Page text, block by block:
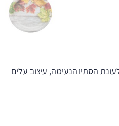
לעונת הסתיו הנעימה, עיצוב עלים